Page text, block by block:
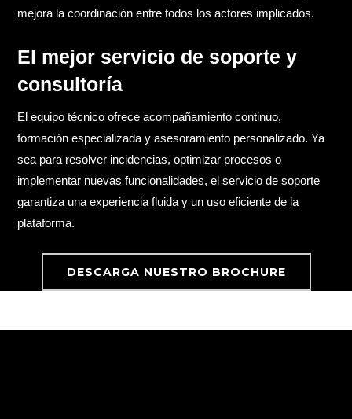
mejora la coordinación entre todos los actores implicados.
El mejor servicio de soporte y
consultoría
El equipo técnico ofrece acompañamiento continuo,
formación especializada y asesoramiento personalizado. Ya
sea para resolver incidencias, optimizar procesos o
implementar nuevas funcionalidades, el servicio de soporte
garantiza una experiencia fluida y un uso eficiente de la
plataforma.
DESCARGA NUESTRO BROCHURE